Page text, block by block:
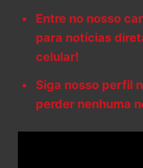
Entre no nosso
para notícias
celular!
Siga nosso perfil
perder nenhuma